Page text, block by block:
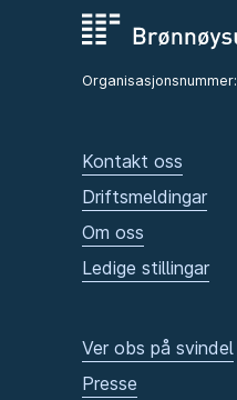
Organisasjonsnummer:
Kontakt oss
Driftsmeldingar
Om oss
Ledige stillingar
Ver obs på svindel
Presse